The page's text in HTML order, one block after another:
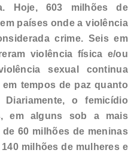
Hoje, 603 milhões de
países onde a violência
crime. Seis em
violência física e/ou
sexual continua
tempos de paz quanto
o femicídio
em alguns sob a mais
60 milhões de meninas
milhões de mulheres e